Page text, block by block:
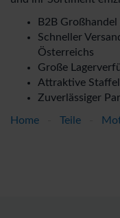
B2B
Schneller
Österreichs
Große
Attraktive
Zuverlässiger
Home Teile